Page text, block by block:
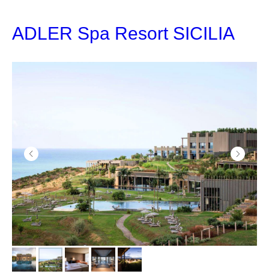
ADLER Spa Resort SICILIA